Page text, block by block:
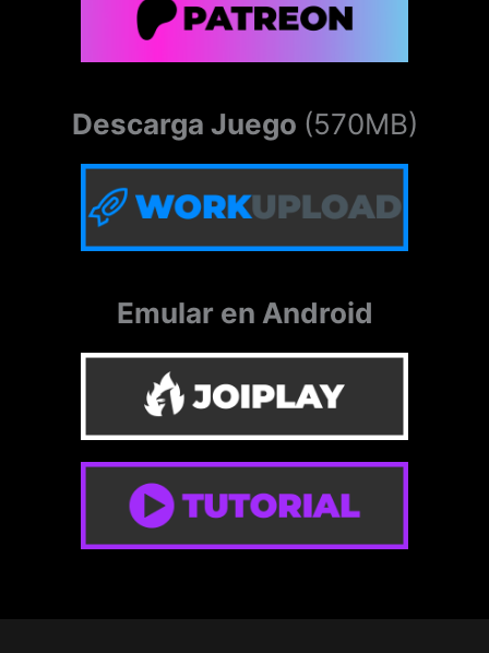
Descarga Juego (570MB)
Emular en Android